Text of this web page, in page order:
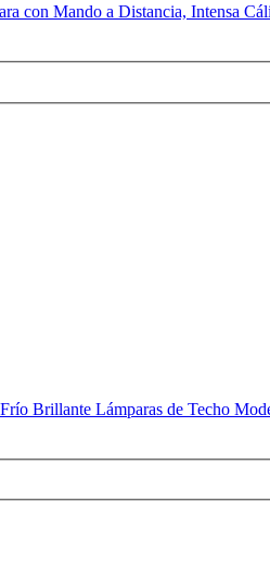
con Mando a Distancia, Intensa
Brillante Lámparas de Techo